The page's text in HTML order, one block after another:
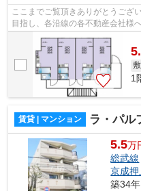
ここまでご覧頂きありがとうござ
目指し、各沿線の各不動産会社様
1
賃貸 | マンション ラ・パル
5.5万
総武線
京成押
築34